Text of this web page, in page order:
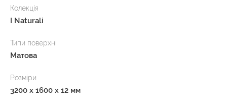
Колекція
I Naturali
Типи поверхні
Матова
Розміри
3200 x 1600 x 12 мм